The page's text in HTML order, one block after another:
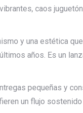
caos
y una estética
años. Es un
pequeñas y
un flujo